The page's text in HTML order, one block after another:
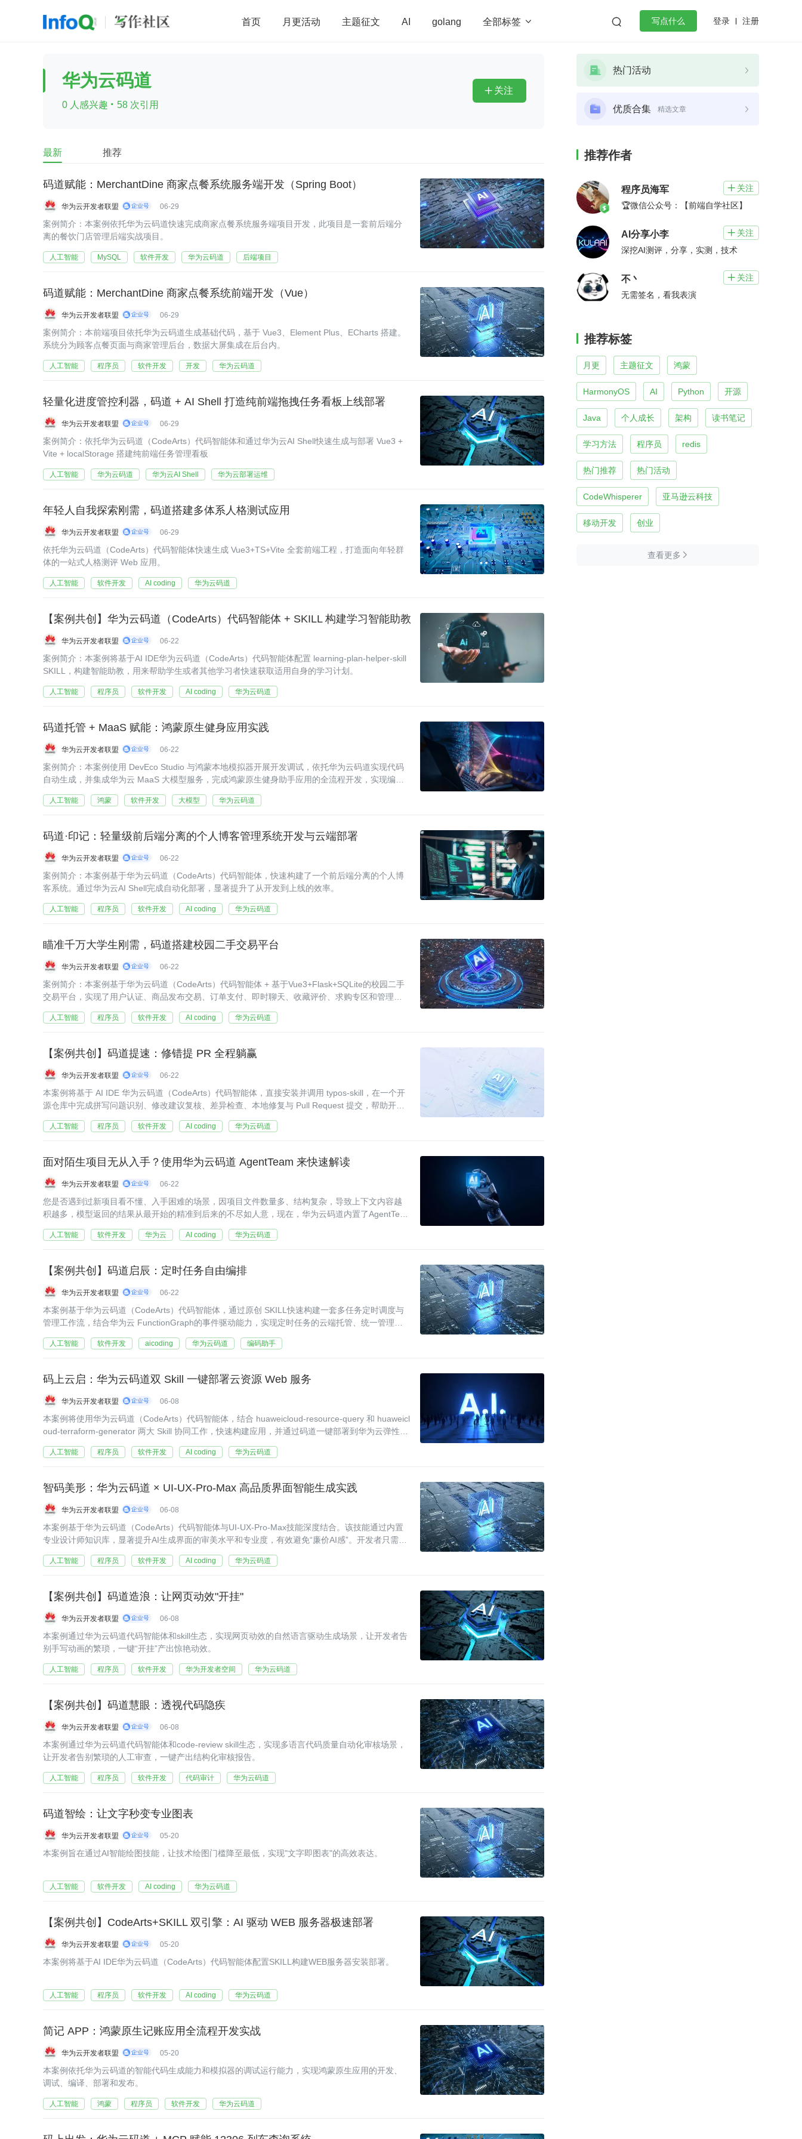
首页 月更活动 主题征文 AI golang 全部标签   写点什么 登录 注册
前端 AI 大数据 redis
查看更多
华为云码道
0 人感兴趣 · 58 次引用
 关注
最新 推荐
码道赋能：MerchantDine 商家点餐系统服务端开发（Spring Boot）
华为云开发者联盟 06-29
案例简介：本案例依托华为云码道快速完成商家点餐系统服务端项目开发，此项目是一套前后端分
离的餐饮门店管理后端实战项目。
人工智能 MySQL 软件开发 华为云码道 后端项目
码道赋能：MerchantDine 商家点餐系统前端开发（Vue）
华为云开发者联盟 06-29
案例简介：本前端项目依托华为云码道生成基础代码，基于 Vue3、Element Plus、ECharts 搭建。
系统分为顾客点餐页面与商家管理后台，数据大屏集成在后台内。
人工智能 程序员 软件开发 开发 华为云码道
轻量化进度管控利器，码道 + AI Shell 打造纯前端拖拽任务看板上线部署
华为云开发者联盟 06-29
案例简介：依托华为云码道（CodeArts）代码智能体和通过华为云AI Shell快速生成与部署 Vue3 +
Vite + localStorage 搭建纯前端任务管理看板
人工智能 华为云码道 华为云AI Shell 华为云部署运维
年轻人自我探索刚需，码道搭建多体系人格测试应用
华为云开发者联盟 06-29
依托华为云码道（CodeArts）代码智能体快速生成 Vue3+TS+Vite 全套前端工程，打造面向年轻群
体的一站式人格测评 Web 应用。
人工智能 软件开发 AI coding 华为云码道
【案例共创】华为云码道（CodeArts）代码智能体 + SKILL 构建学习智能助教
华为云开发者联盟 06-22
案例简介：本案例将基于AI IDE华为云码道（CodeArts）代码智能体配置 learning-plan-helper-skill
SKILL，构建智能助教，用来帮助学生或者其他学习者快速获取适用自身的学习计划。
人工智能 程序员 软件开发 AI coding 华为云码道
码道托管 + MaaS 赋能：鸿蒙原生健身应用实践
华为云开发者联盟 06-22
案例简介：本案例使用 DevEco Studio 与鸿蒙本地模拟器开展开发调试，依托华为云码道实现代码
自动生成，并集成华为云 MaaS 大模型服务，完成鸿蒙原生健身助手应用的全流程开发，实现编码
人工智能 鸿蒙 软件开发 大模型 华为云码道
码道·印记：轻量级前后端分离的个人博客管理系统开发与云端部署
华为云开发者联盟 06-22
案例简介：本案例基于华为云码道（CodeArts）代码智能体，快速构建了一个前后端分离的个人博
客系统。通过华为云AI Shell完成自动化部署，显著提升了从开发到上线的效率。
人工智能 程序员 软件开发 AI coding 华为云码道
瞄准千万大学生刚需，码道搭建校园二手交易平台
华为云开发者联盟 06-22
案例简介：本案例基于华为云码道（CodeArts）代码智能体 + 基于Vue3+Flask+SQLite的校园二手
交易平台，实现了用户认证、商品发布交易、订单支付、即时聊天、收藏评价、求购专区和管理后
人工智能 程序员 软件开发 AI coding 华为云码道
【案例共创】码道提速：修错提 PR 全程躺赢
华为云开发者联盟 06-22
本案例将基于 AI IDE 华为云码道（CodeArts）代码智能体，直接安装并调用 typos-skill，在一个开
源仓库中完成拼写问题识别、修改建议复核、差异检查、本地修复与 Pull Request 提交，帮助开发
人工智能 程序员 软件开发 AI coding 华为云码道
面对陌生项目无从入手？使用华为云码道 AgentTeam 来快速解读
华为云开发者联盟 06-22
您是否遇到过新项目看不懂、入手困难的场景，因项目文件数量多、结构复杂，导致上下文内容越
积越多，模型返回的结果从最开始的精准到后来的不尽如人意，现在，华为云码道内置了AgentTea
人工智能 软件开发 华为云 AI coding 华为云码道
【案例共创】码道启辰：定时任务自由编排
华为云开发者联盟 06-22
本案例基于华为云码道（CodeArts）代码智能体，通过原创 SKILL快速构建一套多任务定时调度与
管理工作流，结合华为云 FunctionGraph的事件驱动能力，实现定时任务的云端托管、统一管理和
人工智能 软件开发 aicoding 华为云码道 编码助手
码上云启：华为云码道双 Skill 一键部署云资源 Web 服务
华为云开发者联盟 06-08
本案例将使用华为云码道（CodeArts）代码智能体，结合 huaweicloud-resource-query 和 huaweicl
oud-terraform-generator 两大 Skill 协同工作，快速构建应用，并通过码道一键部署到华为云弹性云
人工智能 程序员 软件开发 AI coding 华为云码道
智码美形：华为云码道 × UI-UX-Pro-Max 高品质界面智能生成实践
华为云开发者联盟 06-08
本案例基于华为云码道（CodeArts）代码智能体与UI-UX-Pro-Max技能深度结合。该技能通过内置
专业设计师知识库，显著提升AI生成界面的审美水平和专业度，有效避免“廉价AI感”。开发者只需自
人工智能 程序员 软件开发 AI coding 华为云码道
【案例共创】码道造浪：让网页动效"开挂"
华为云开发者联盟 06-08
本案例通过华为云码道代码智能体和skill生态，实现网页动效的自然语言驱动生成场景，让开发者告
别手写动画的繁琐，一键“开挂”产出惊艳动效。
人工智能 程序员 软件开发 华为开发者空间 华为云码道
【案例共创】码道慧眼：透视代码隐疾
华为云开发者联盟 06-08
本案例通过华为云码道代码智能体和code-review skill生态，实现多语言代码质量自动化审核场景，
让开发者告别繁琐的人工审查，一键产出结构化审核报告。
人工智能 程序员 软件开发 代码审计 华为云码道
码道智绘：让文字秒变专业图表
华为云开发者联盟 05-20
本案例旨在通过AI智能绘图技能，让技术绘图门槛降至最低，实现"文字即图表"的高效表达。
人工智能 软件开发 AI coding 华为云码道
【案例共创】CodeArts+SKILL 双引擎：AI 驱动 WEB 服务器极速部署
华为云开发者联盟 05-20
本案例将基于AI IDE华为云码道（CodeArts）代码智能体配置SKILL构建WEB服务器安装部署。
人工智能 程序员 软件开发 AI coding 华为云码道
简记 APP：鸿蒙原生记账应用全流程开发实战
华为云开发者联盟 05-20
本案例依托华为云码道的智能代码生成能力和模拟器的调试运行能力，实现鸿蒙原生应用的开发、
调试、编译、部署和发布。
人工智能 鸿蒙 程序员 软件开发 华为云码道
热门活动
优质合集 精选文章
推荐作者
程序员海军  关注
🏆微信公众号：【前端自学社区】
AI分享小李  关注
深挖AI测评，分享，实测，技术
不丶  关注
无需签名，看我表演
推荐标签
月更 主题征文 鸿蒙
HarmonyOS AI Python 开源
Java 个人成长 架构 读书笔记
学习方法 程序员 redis
热门推荐 热门活动
CodeWhisperer 亚马逊云科技
移动开发 创业
查看更多 